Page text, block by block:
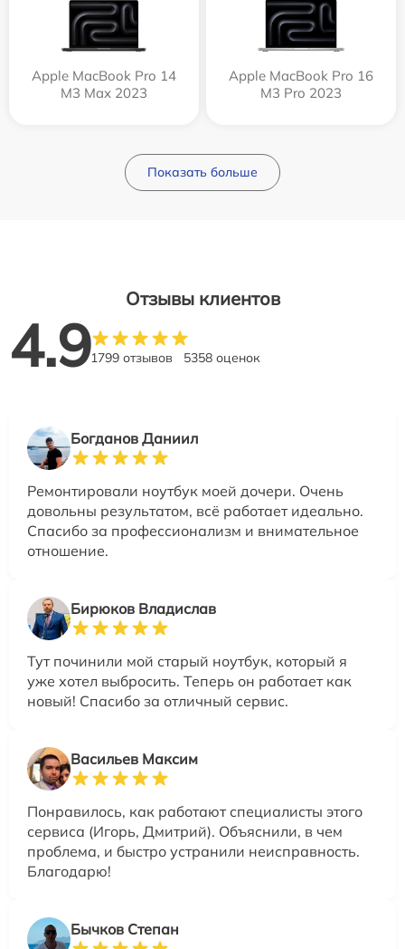
Apple MacBook Pro 14
M3 Max 2023
Apple MacBook Pro 16
M3 Pro 2023
Показать больше
Отзывы клиентов
4.91799 отзывов 5358 оценок
Богданов Даниил
Ремонтировали ноутбук моей дочери. Очень
довольны результатом, всё работает идеально.
Спасибо за профессионализм и внимательное
отношение.
Бирюков Владислав
Тут починили мой старый ноутбук, который я
уже хотел выбросить. Теперь он работает как
новый! Спасибо за отличный сервис.
Васильев Максим
Понравилось, как работают специалисты этого
сервиса (Игорь, Дмитрий). Объяснили, в чем
проблема, и быстро устранили неисправность.
Благодарю!
Бычков Степан